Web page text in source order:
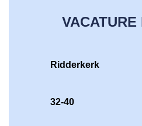
VACATURE
Ridderkerk
32-40